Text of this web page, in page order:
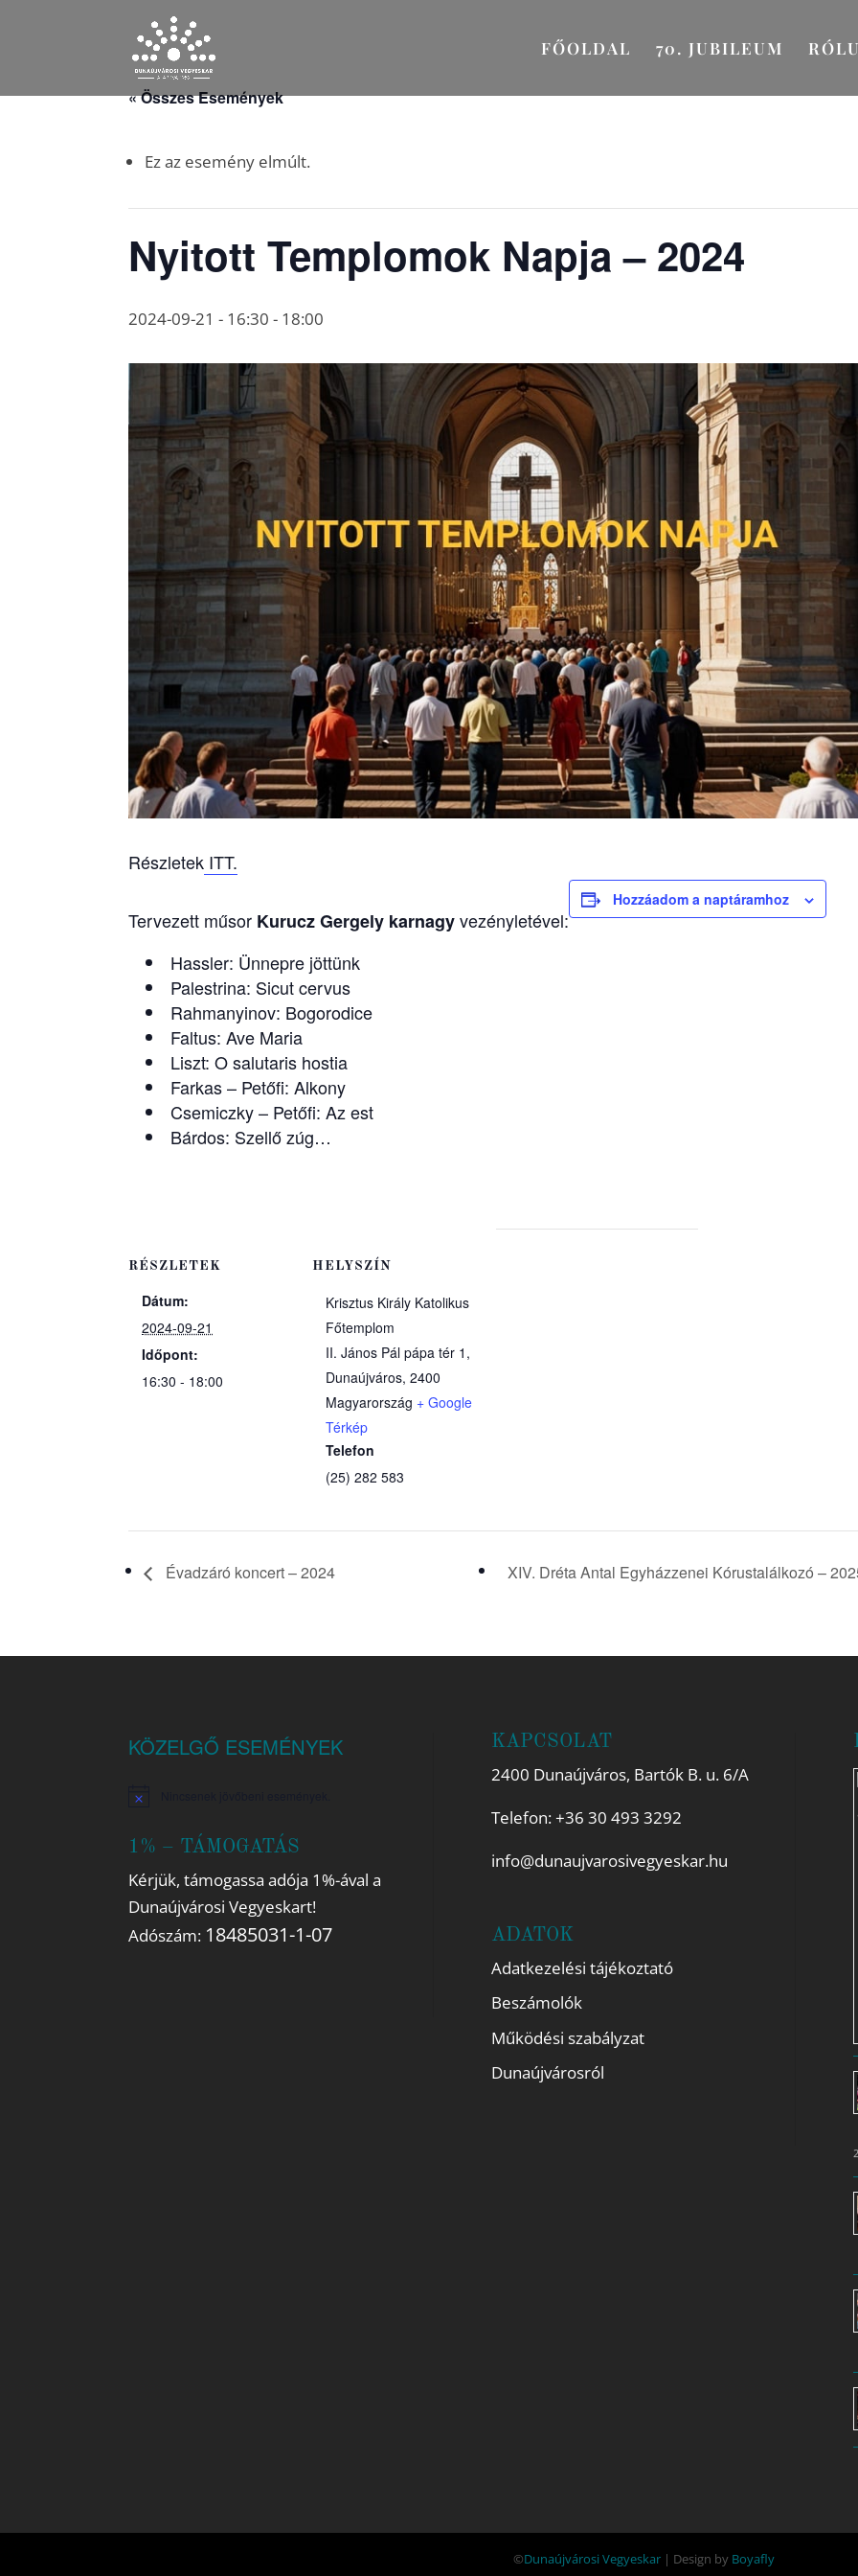
FŐOLDAL 70. JUBILEUM
« Összes Események
Ez az esemény elmúlt.
Nyitott Templomok Napja – 2024
2024-09-21 - 16:30 - 18:00
Részletek ITT.
Tervezett műsor Kurucz Gergely karnagyvezényletével:
Hassler: Ünnepre jöttünk
Palestrina: Sicut cervus
Rahmanyinov: Bogorodice
Faltus: Ave Maria
Liszt: O salutaris hostia
Farkas – Petőfi: Alkony
Csemiczky – Petőfi: Az est
Bárdos: Szellő zúg…
Hozzáadom a naptáramhoz
RÉSZLETEK
Dátum:
2024-09-21
Időpont:
16:30 - 18:00
HELYSZÍN
Krisztus Király Katolikus
Főtemplom
II. János Pál pápa tér 1,
Dunaújváros, 2400
Magyarország + Google
Térkép
Telefon
(25) 282 583
Évadzáró koncert – 2024 XIV. Dréta Antal Egyházzenei Kórustalálkozó –
KÖZELGŐ ESEMÉNYEK
Notice
1% – TÁMOGATÁS
Kérjük, támogassa adója 1%-ával a
Dunaújvárosi Vegyeskart!
Adószám: 18485031-1-07
KAPCSOLAT
2400 Dunaújváros, Bartók B. u. 6/A
Telefon:+36 30 493 3292
info@dunaujvarosivegyeskar.hu
ADATOK
Adatkezelési tájékoztató
Beszámolók
Működési szabályzat
Dunaújvárosról
©Dunaújvárosi Vegyeskar| Design by Boyafly